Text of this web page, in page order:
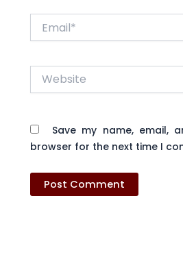
Website
Save my name, email,
browser for the next time I